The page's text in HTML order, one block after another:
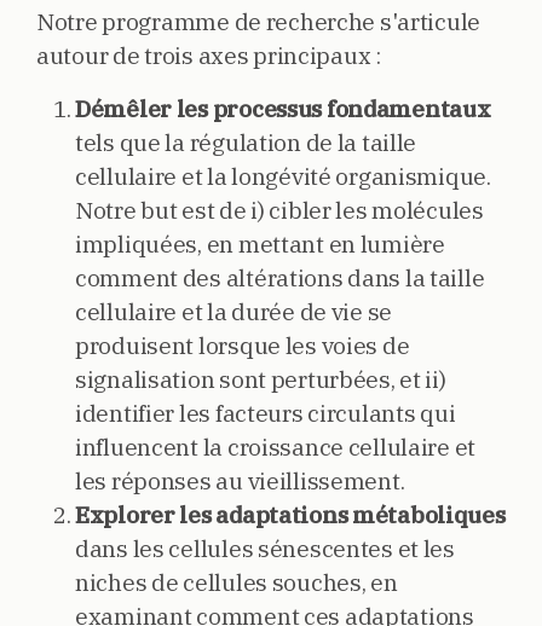
Notre programme de recherche s'articule
autour de trois axes principaux :
Démêler les processus fondamentaux
tels que la régulation de la taille
cellulaire et la longévité organismique.
Notre but est de i) cibler les molécules
impliquées, en mettant en lumière
comment des altérations dans la taille
cellulaire et la durée de vie se
produisent lorsque les voies de
signalisation sont perturbées, et ii)
identifier les facteurs circulants qui
influencent la croissance cellulaire et
les réponses au vieillissement.
Explorer les adaptations métaboliques
dans les cellules sénescentes et les
niches de cellules souches, en
examinant comment ces adaptations